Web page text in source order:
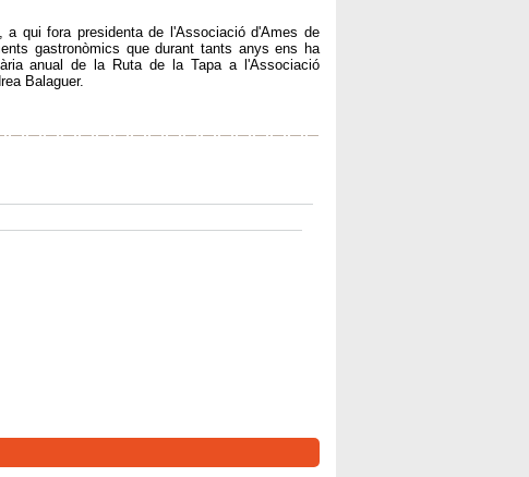
qui fora presidenta de l'Associació d'Ames de
gastronòmics que durant tants anys ens ha
anual de la Ruta de la Tapa a l'Associació
Balaguer.